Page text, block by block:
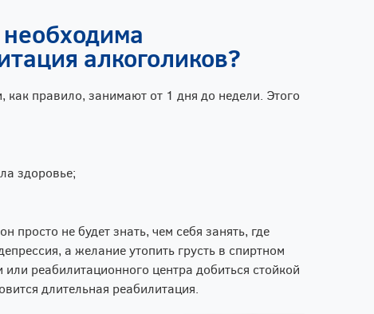
алкоголиков?
как правило, занимают от 1 дня до недели. Этого
здоровье;
просто не будет знать, чем себя занять, где
а желание утопить грусть в спиртном
реабилитационного центра добиться стойкой
длительная реабилитация.